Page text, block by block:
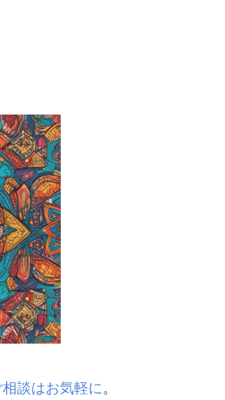
相談はお気軽に 。